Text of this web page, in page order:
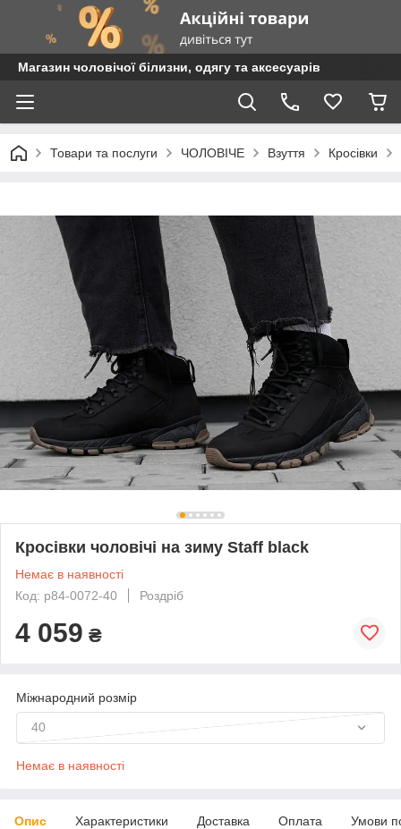
Магазин чоловічої білизни, одягу та аксесуарів
Товари та послуги ЧОЛОВІЧЕ Взуття Кросівки
Кросівки чоловічі на зиму Staff black
Немає в наявності
Код: p84-0072-40
Роздріб
4 059 ₴
Міжнародний розмір
40
Немає в наявності
Опис Характеристики Доставка Оплата Умови